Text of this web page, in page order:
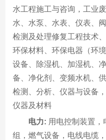
水工程施工与咨询，工业
水、水泵、水表、仪表、
检测及处理修复工程技术
环保材料、环保电器（环
设备、除湿机、加湿机、
备、净化剂、变频水机、
检测、分析、仪器与设备
仪器及材料
电力: 用电控制装置
组，燃气设备，电线电缆